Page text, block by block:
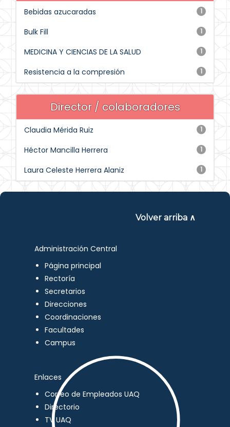
1
Bebidas azucaradas
1
Bulk Fill
1
MEDICINA Y CIENCIAS DE LA SALUD
1
Resistencia a la compresión
Director / colaboradores
1
Claudia Mérida Ruiz
1
Héctor Mancilla Herrera
1
Laura Celeste Herrera Alaniz
Volver arriba ∧
Administración Central
Página principal
Rectoría
Secretarios
Direcciones
Coordinaciones
Facultades
Campus
Enlaces
Correo de Empleados UAQ
Directorio
TV UAQ